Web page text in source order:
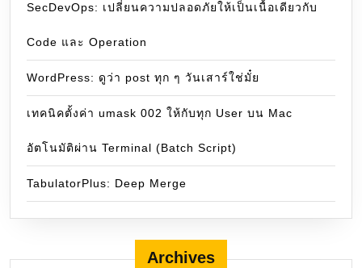
SecDevOps: เปลี่ยนความปลอดภัยให้เป็นเนื้อเดียวกับ
Code และ Operation
WordPress: ดูว่า post ทุก ๆ วันเสาร์ใช่มั๋ย
เทคนิคตั้งค่า umask 002 ให้กับทุก User บน Mac
อัตโนมัติผ่าน Terminal (Batch Script)
TabulatorPlus: Deep Merge
Archives